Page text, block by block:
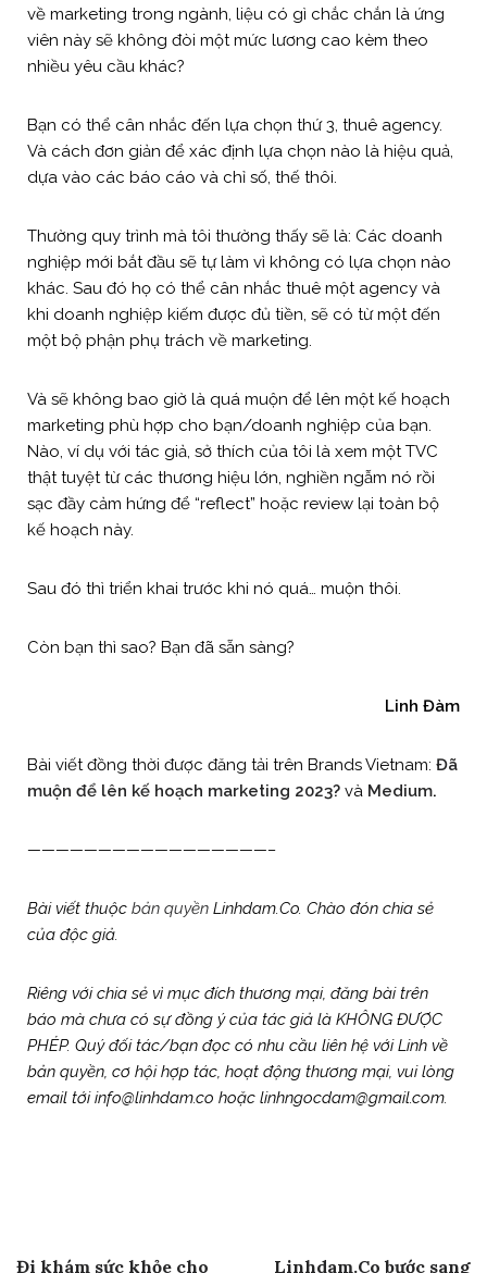
về marketing trong ngành, liệu có gì chắc chắn là ứng
viên này sẽ không đòi một mức lương cao kèm theo
nhiều yêu cầu khác?
Bạn có thể cân nhắc đến lựa chọn thứ 3, thuê agency.
Và cách đơn giản để xác định lựa chọn nào là hiệu quả,
dựa vào các báo cáo và chỉ số, thế thôi.
Thường quy trình mà tôi thường thấy sẽ là: Các doanh
nghiệp mới bắt đầu sẽ tự làm vì không có lựa chọn nào
khác. Sau đó họ có thể cân nhắc thuê một agency và
khi doanh nghiệp kiếm được đủ tiền, sẽ có từ một đến
một bộ phận phụ trách về marketing.
Và sẽ không bao giờ là quá muộn để lên một kế hoạch
marketing phù hợp cho bạn/doanh nghiệp của bạn.
Nào, ví dụ với tác giả, sở thích của tôi là xem một TVC
thật tuyệt từ các thương hiệu lớn, nghiền ngẫm nó rồi
sạc đầy cảm hứng để “reflect” hoặc review lại toàn bộ
kế hoạch này.
Sau đó thì triển khai trước khi nó quá… muộn thôi.
Còn bạn thì sao? Bạn đã sẵn sàng?
Linh Đàm
Bài viết đồng thời được đăng tải trên Brands Vietnam: Đã
muộn để lên kế hoạch marketing 2023? và Medium.
—————————————————–
Bài viết thuộc bản quyền Linhdam.Co. Chào đón chia sẻ
của độc giả.
Riêng với chia sẻ vì mục đích thương mại, đăng bài trên
báo mà chưa có sự đồng ý của tác giả là KHÔNG ĐƯỢC
PHÉP. Quý đối tác/bạn đọc có nhu cầu liên hệ với Linh về
bản quyền, cơ hội hợp tác, hoạt động thương mại, vui lòng
email tới info@linhdam.co hoặc linhngocdam@gmail.com.
Post
Đi khám sức khỏe cho Linhdam.Co bước sang